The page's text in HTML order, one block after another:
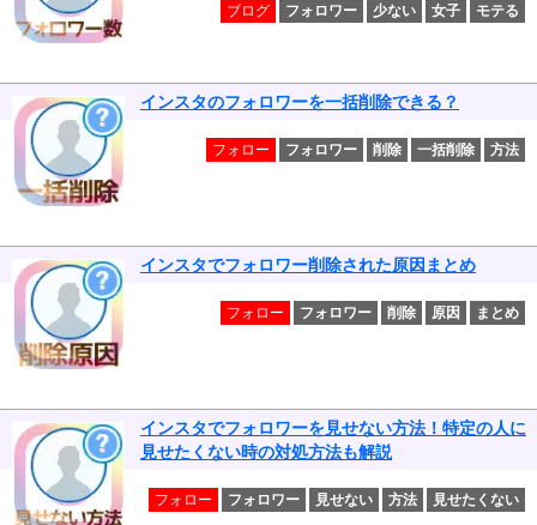
ブログ フォロワー 少ない 女子 モテる
インスタのフォロワーを一括削除できる？
フォロー フォロワー 削除 一括削除 方法
インスタでフォロワー削除された原因まとめ
フォロー フォロワー 削除 原因 まとめ
インスタでフォロワーを見せない方法！特定の人に
見せたくない時の対処方法も解説
フォロー フォロワー 見せない 方法 見せたくない